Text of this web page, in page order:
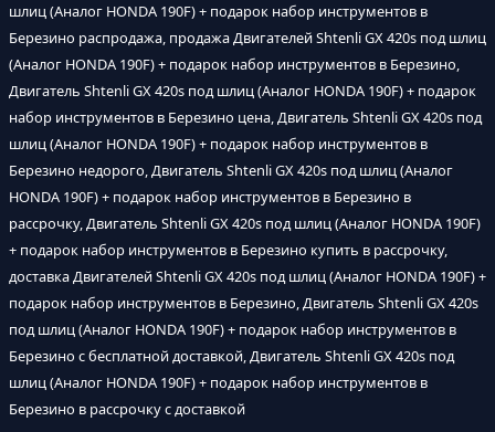
шлиц (Аналог HONDA 190F) + подарок набор инструментов в
Березино распродажа, продажа Двигателей Shtenli GX 420s под шлиц
(Аналог HONDA 190F) + подарок набор инструментов в Березино,
Двигатель Shtenli GX 420s под шлиц (Аналог HONDA 190F) + подарок
набор инструментов в Березино цена, Двигатель Shtenli GX 420s под
шлиц (Аналог HONDA 190F) + подарок набор инструментов в
Березино недорого, Двигатель Shtenli GX 420s под шлиц (Аналог
HONDA 190F) + подарок набор инструментов в Березино в
рассрочку, Двигатель Shtenli GX 420s под шлиц (Аналог HONDA 190F)
+ подарок набор инструментов в Березино купить в рассрочку,
доставка Двигателей Shtenli GX 420s под шлиц (Аналог HONDA 190F) +
подарок набор инструментов в Березино, Двигатель Shtenli GX 420s
под шлиц (Аналог HONDA 190F) + подарок набор инструментов в
Березино с бесплатной доставкой, Двигатель Shtenli GX 420s под
шлиц (Аналог HONDA 190F) + подарок набор инструментов в
Березино в рассрочку с доставкой